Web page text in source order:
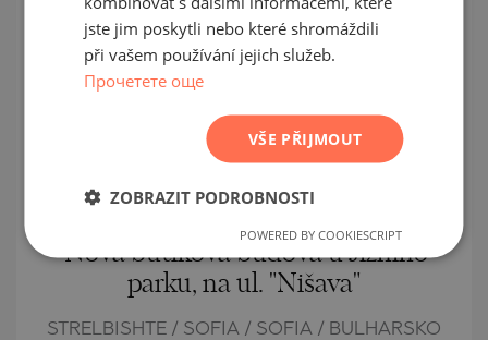
Nová butiková budova u Jižního
parku, na ul. "Nišava"
STRELBISHTE / SOFIA / SOFIA / BULHARSKO
POLISH
CZECH
jste jim poskytli nebo které shromáždili
při vašem používání jejich služeb.
Прочетете още
VŠE PŘIJMOUT
ZOBRAZIT PODROBNOSTI
POWERED BY COOKIESCRIPT